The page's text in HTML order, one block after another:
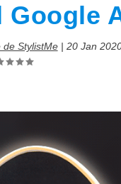
Google
de StylistMe| 20 Jan